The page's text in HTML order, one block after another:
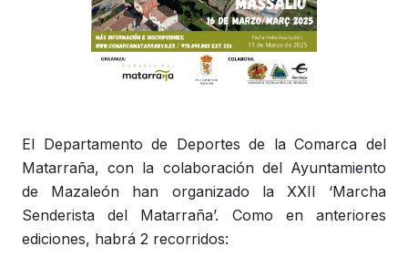
El Departamento de Deportes de la Comarca del
Matarraña, con la colaboración del Ayuntamiento
de Mazaleón han organizado la XXII ‘Marcha
Senderista del Matarraña’. Como en anteriores
ediciones, habrá 2 recorridos: